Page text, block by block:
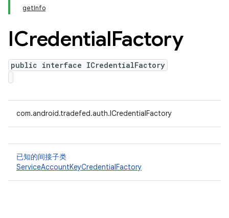
getInfo
ICredentialFactory
public interface ICredentialFactory
com.android.tradefed.auth.ICredentialFactory
已知的间接子类
ServiceAccountKeyCredentialFactory